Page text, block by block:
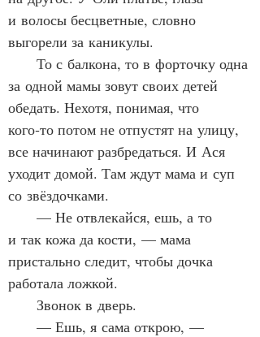
и волосы бесцветные, словно
выгорели за каникулы.
То с балкона, то в форточку одна
за одной мамы зовут своих детей
обедать. Нехотя, понимая, что
кого‑то потом не отпустят на улицу,
все начинают разбредаться. И Ася
уходит домой. Там ждут мама и суп
со звёздочками.
— Не отвлекайся, ешь, а то
и так кожа да кости, — мама
пристально следит, чтобы дочка
работала ложкой.
Звонок в дверь.
— Ешь, я сама открою, —